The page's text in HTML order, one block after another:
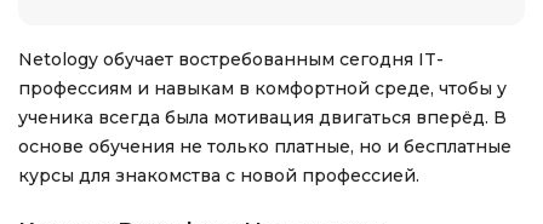
Netology обучает востребованным сегодня IT-
профессиям и навыкам в комфортной среде, чтобы у
ученика всегда была мотивация двигаться вперёд. В
основе обучения не только платные, но и бесплатные
курсы для знакомства с новой профессией.